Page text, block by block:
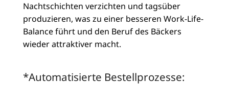
Nachtschichten verzichten und tagsüber
produzieren, was zu einer besseren Work-Life-
Balance führt und den Beruf des Bäckers
wieder attraktiver macht.
*Automatisierte Bestellprozesse: